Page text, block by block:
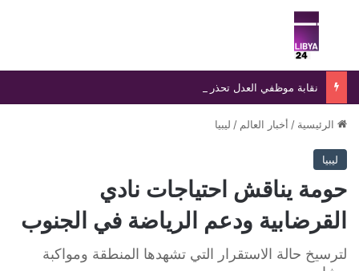
بحث عن
الرئيسية / أخبار العالم / ليبيا
ليبيا
حومة يناقش احتياجات نادي
القرضابية ودعم الرياضة في الجنوب
لترسيخ حالة الاستقرار التي تشهدها المنطقة ومواكبة